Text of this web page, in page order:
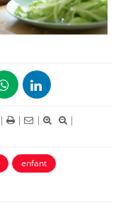
| | |
|
enfant